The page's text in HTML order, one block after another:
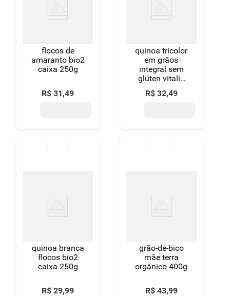
flocos de
amaranto bio2
caixa 250g
R$ 31,49
quinoa tricolor
em grãos
integral sem
glúten vitalin
pouch 250g
R$ 32,49
quinoa branca
flocos bio2
caixa 250g
R$ 29,99
grão-de-bico
mãe terra
orgânico 400g
R$ 43,99